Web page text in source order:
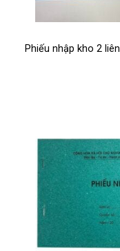
Phiếu nhập kho 2 liên